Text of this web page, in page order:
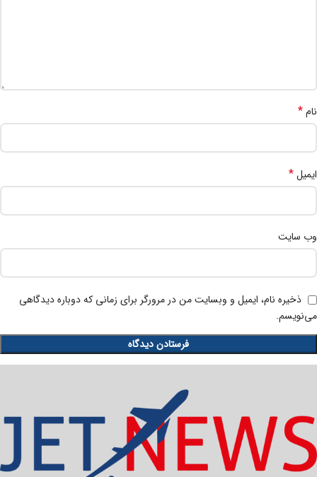
نام*
ایمیل*
وب‌ سایت
ذخیره نام، ایمیل و وبسایت من در مرورگر برای زمانی که دوباره دیدگاهی
می‌نویسم.